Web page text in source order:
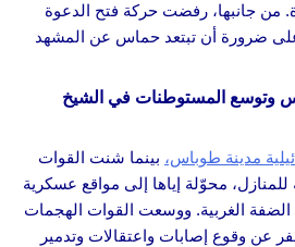
من جانبها، رفضت حركة فتح الدعوة
على ضرورة أن تبتعد حماس عن المشهد
وتوسع المستوطنات في الشيخ
مدينة طوباس، بينما شنت القوات
للمنازل، محوّلة إياها إلى مواقع عسكرية
الغربية. ووسعت القوات الهجمات
عن وقوع إصابات واعتقالات وتدمير